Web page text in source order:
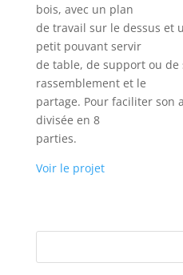
bois, avec un plan
de travail sur le dessus et
petit pouvant servir
de table, de support ou
rassemblement et le
partage. Pour faciliter son
divisée en 8
parties.
Voir le projet